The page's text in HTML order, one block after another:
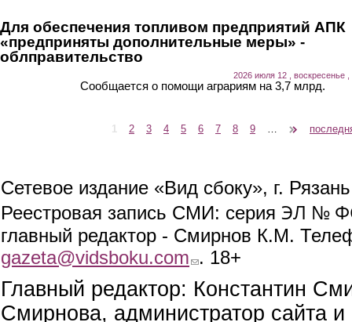
Для обеспечения топливом предприятий АПК
«предприняты дополнительные меры» -
облправительство
2026 июля 12 , воскресенье ,
Сообщается о помощи аграриям на 3,7 млрд.
1 2 3 4 5 6 7 8 9
Сетевое издание «Вид сбоку», г.
Реестровая запись СМИ: серия ЭЛ №
главный редактор - Смирнов К.М.
gazeta@vidsboku.com (link sends e-mail)
. 18+
Главный редактор: Константин
Смирнова, администратор сайта